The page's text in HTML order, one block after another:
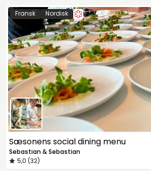
Fransk Nordisk
Sæsonens social dining menu
Sebastian & Sebastian
5,0 (32)